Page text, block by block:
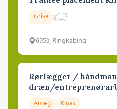
Grise
6950, Ringkøbing
Rørlægger /
dræn/
Anlæg Kloak